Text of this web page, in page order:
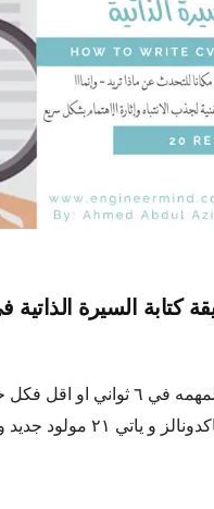
يحدث الكثير من الاشياء المهمه